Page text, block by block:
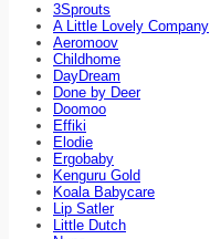
3Sprouts
A Little Lovely Company
Aeromoov
Childhome
DayDream
Done by Deer
Doomoo
Effiki
Elodie
Ergobaby
Kenguru Gold
Koala Babycare
Lip Satler
Little Dutch